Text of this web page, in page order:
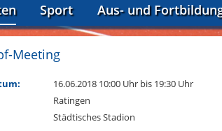
Sport Aus- und
Meeting
16.06.2018 10:00 Uhr bis 19:30 Uhr
Ratingen
Städtisches Stadion